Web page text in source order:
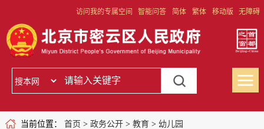
访问我的专属空间 智能问答 简体 繁体 移动版 无障碍
当前位置： 首页 > 政务公开> 教育> 幼儿园